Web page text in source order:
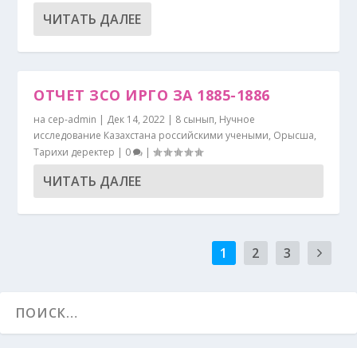
ЧИТАТЬ ДАЛЕЕ
ОТЧЕТ ЗСО ИРГО ЗА 1885-1886
на cep-admin | Дек 14, 2022 | 8 сынып, Нучное
исследование Казахстана российскими учеными, Орысша,
Тарихи деректер | 0 |
ЧИТАТЬ ДАЛЕЕ
1 2 3